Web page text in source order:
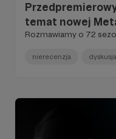
temat nowej
Rozmawiamy o 72
nierecenzja dyskusja